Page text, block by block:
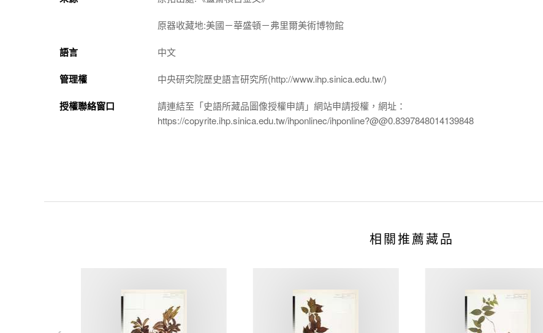
原器收藏地:美國－華盛頓－弗里爾美術博物館
語言 中文
管理權 中央研究院歷史語言研究所(http://www.ihp.sinica.edu.tw/)
授權聯絡窗口
請連結至「史語所藏品圖像授權申請」網站申請授權，網址：
https://copyrite.ihp.sinica.edu.tw/ihponlinec/ihponline?@@0.8397848014139848
相關推薦藏品